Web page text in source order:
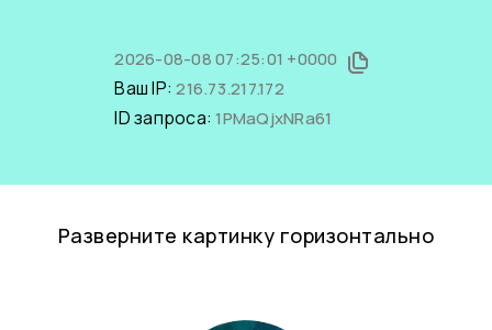
2026-08-08 07:25:01 +0000
Ваш IP:216.73.217.172
ID запроса:1PMaQjxNRa61
Разверните картинку горизонтально